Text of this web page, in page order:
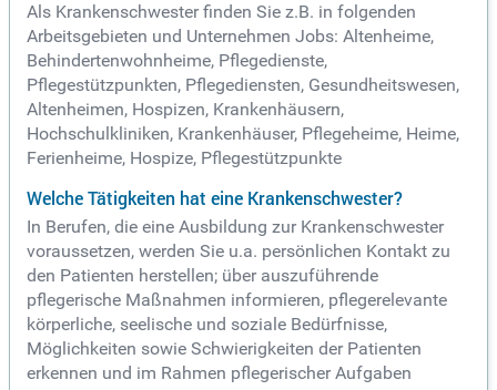
Als Krankenschwester finden Sie z.B. in folgenden
Arbeitsgebieten und Unternehmen Jobs: Altenheime,
Behindertenwohnheime, Pflegedienste,
Pflegestützpunkten, Pflegediensten, Gesundheitswesen,
Altenheimen, Hospizen, Krankenhäusern,
Hochschulkliniken, Krankenhäuser, Pflegeheime, Heime,
Ferienheime, Hospize, Pflegestützpunkte
Welche Tätigkeiten hat eine Krankenschwester?
In Berufen, die eine Ausbildung zur Krankenschwester
voraussetzen, werden Sie u.a. persönlichen Kontakt zu
den Patienten herstellen; über auszuführende
pflegerische Maßnahmen informieren, pflegerelevante
körperliche, seelische und soziale Bedürfnisse,
Möglichkeiten sowie Schwierigkeiten der Patienten
erkennen und im Rahmen pflegerischer Aufgaben